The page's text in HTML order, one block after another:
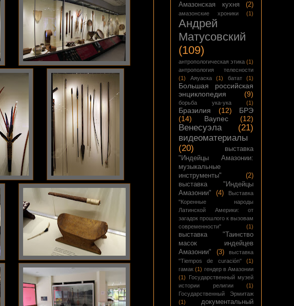
Амазонская кухня (2)
амазонские хроники (1)
Андрей
Матусовский
(109)
антропологическая этика (1)
антропология телесности
(1)
Аяуаска (1) батат (1)
Большая российская
энциклопедия
(9)
борьба ука-ука (1)
Бразилия (12)
БРЭ
(14)
Ваупес (12)
Венесуэла
(21)
видеоматериалы
(20)
выставка
"Индейцы Амазонии:
музыкальные
инструменты"
(2)
выставка "Индейцы
Амазонии"
(4)
Выставка
"Коренные народы
Латинской Америки: от
загадок прошлого к вызовам
современности"
(1)
выставка "Таинство
масок индейцев
Амазонии"
(3)
выставка
"Tiempos de curación"
(1)
гамак (1) гендер в Амазонии
(1)
Государственный музей
истории религии
(1)
Государственный Эрмитаж
(1)
документальный